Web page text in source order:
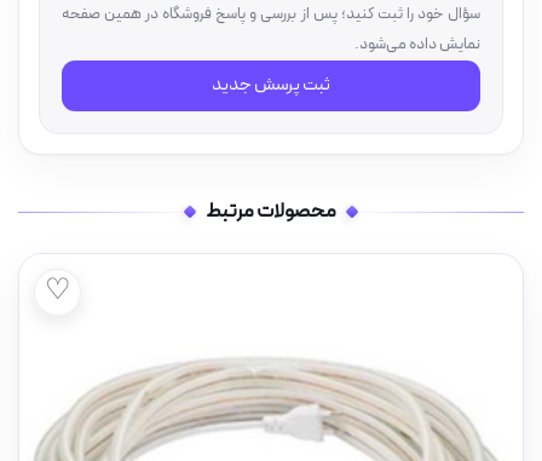
سؤال خود را ثبت کنید؛ پس از بررسی و پاسخ فروشگاه در همین صفحه
نمایش داده می‌شود.
ثبت پرسش جدید
محصولات مرتبط
♡